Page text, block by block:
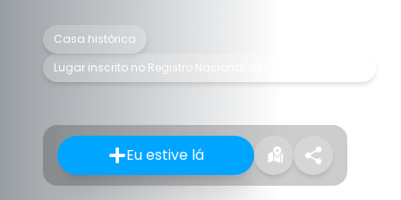
Casa histórica
Lugar inscrito no Registro Nacional de Lugares Históricos
Eu estive lá